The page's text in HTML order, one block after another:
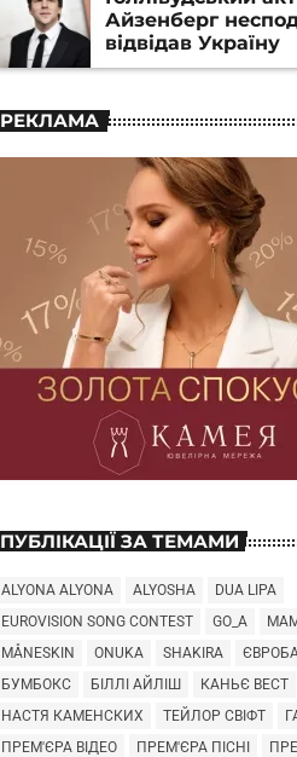
Айзенберг
відвідав Україну
РЕКЛАМА
ПУБЛІКАЦІЇ ЗА ТЕМАМИ
ALYONA ALYONA ALYOSHA
DUA LIPA
EUROVISION SONG CONTEST
GO_A
MÅNESKIN
ONUKA SHAKIRA
БУМБОКС
БІЛЛІ АЙЛІШ
КАНЬЄ ВЕСТ
НАСТЯ КАМЕНСКИХ
ТЕЙЛОР СВІФТ
ПРЕМ'ЄРА ВІДЕО
ПРЕМ'ЄРА ПІСНІ